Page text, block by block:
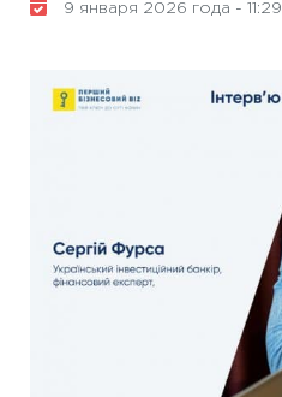
9 января 2026 года - 11:29